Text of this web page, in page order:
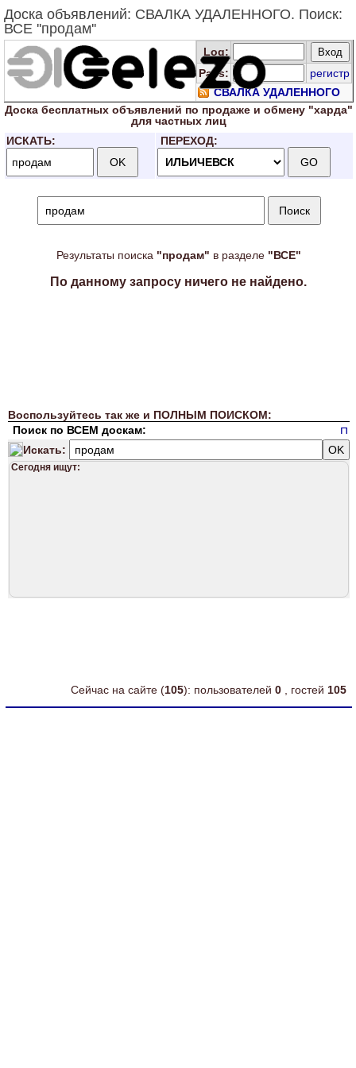
Доска объявлений: СВАЛКА УДАЛЕННОГО. Поиск:
ВСЕ ''продам''
Log:
Pass:
регистр
СВАЛКА УДАЛЕННОГО
Доска бесплатных объявлений по продаже и обмену "харда"
для частных лиц
ИСКАТЬ:
ПЕРЕХОД:
Результаты поиска "продам" в разделе "ВСЕ"
По данному запросу ничего не найдено.
Воспользуйтесь так же и ПОЛНЫМ ПОИСКОМ:
Поиск по ВСЕМ доскам:
Искать:
Сегодня ищут:
Сейчас на сайте (105): пользователей 0 , гостей 105